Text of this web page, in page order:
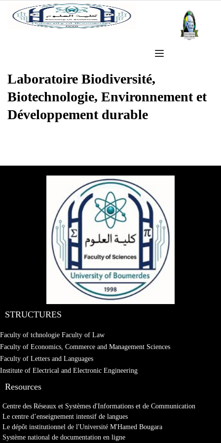
Laboratoire Biodiversité,
Biotechnologie, Environnement et
Développement durable
STRUCTURES
Faculty of tchnologie Faculty of Law
Faculty of Economics, Commerce and Management Sciences
Faculty of Letters and Languages
Institute of Electrical and Electronic Engineering
Resources
Centre des Réseaux et Systèmes d'Informations et de Communication
Le centre d’enseignement intensif de langues
Le dépôt institutionnel de l'Université M'Hamed Bougara
Système national de documentation en ligne